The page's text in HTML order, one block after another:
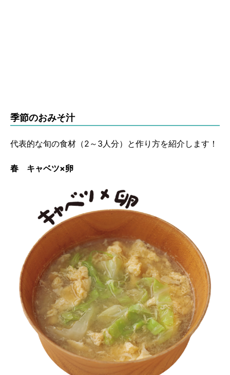
季節のおみそ汁
代表的な旬の食材（2～3人分）と作り方を紹介します！
春 キャベツ×卵